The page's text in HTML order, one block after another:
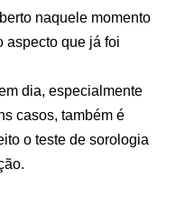
naquele momento
aspecto que já foi
dia, especialmente
casos, também é
o teste de sorologia